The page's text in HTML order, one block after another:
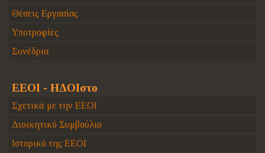
Θέσεις Εργασίας
Υποτροφίες
Συνέδρια
ΕΕΟΙ - ΗΔΟΙστο
Σχετικά με την ΕΕΟΙ
Διοικητικό Συμβούλιο
Ιστορικό της ΕΕΟΙ